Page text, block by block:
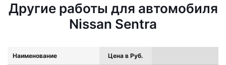
Другие работы для автомобиля
Nissan Sentra
Наименование Цена в Руб.